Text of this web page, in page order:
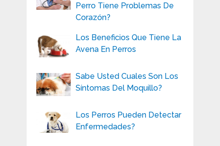
Perro Tiene Problemas De
Corazón?
Los Beneficios Que Tiene La
Avena En Perros
Sabe Usted Cuales Son Los
Síntomas Del Moquillo?
Los Perros Pueden Detectar
Enfermedades?